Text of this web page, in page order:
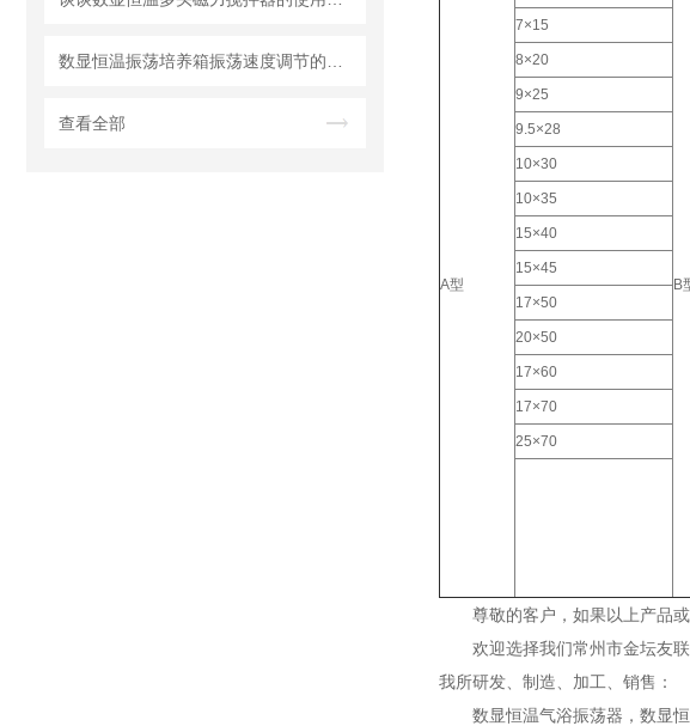
查看全部
A型 B
7×15
8×20
9×25
9.5×28
10×30
10×35
15×40
15×45
17×50
20×50
17×60
17×70
25×70
尊敬的客户，如果以上产品
欢迎选择我们常州市金坛友
我所研发、制造、加工、销售：
数显恒温气浴振荡器，数显